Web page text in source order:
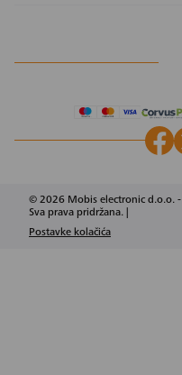
© 2026 Mobis electronic d.o.o. -
Sva prava pridržana. |
Postavke kolačića